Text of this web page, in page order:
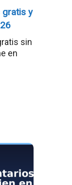
gratis y
sin
en